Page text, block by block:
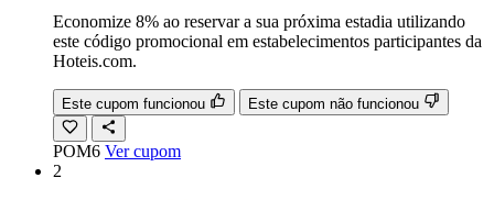
Economize 8% ao reservar a sua próxima estadia utilizando
este código promocional em estabelecimentos participantes da
Hoteis.com.
Este cupom funcionou Este cupom não funcionou
POM6 Ver cupom
2